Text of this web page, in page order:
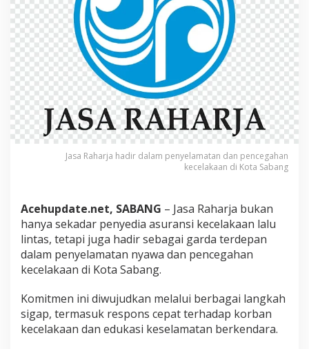
n
s
C
e
p
a
t
K
o
r
b
a
n
e
l
a
k
a
a
d
a
n
Jasa Raharja hadir dalam penyelamatan dan pencegahan
kecelakaan di Kota Sabang
Acehupdate.net, SABANG – Jasa Raharja bukan
hanya sekadar penyedia asuransi kecelakaan lalu
lintas, tetapi juga hadir sebagai garda terdepan
dalam penyelamatan nyawa dan pencegahan
kecelakaan di Kota Sabang.
Komitmen ini diwujudkan melalui berbagai langkah
sigap, termasuk respons cepat terhadap korban
kecelakaan dan edukasi keselamatan berkendara.